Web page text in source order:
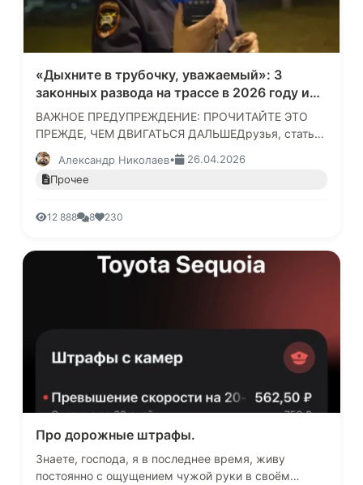
«Дыхните в трубочку, уважаемый»: 3
законных развода на трассе в 2026 году и
фразы, которые отпугнут нечестного
инспектора
ВАЖНОЕ ПРЕДУПРЕЖДЕНИЕ: ПРОЧИТАЙТЕ ЭТО
ПРЕЖДЕ, ЧЕМ ДВИГАТЬСЯ ДАЛЬШЕДрузья, статья,
которую вы собираетесь прочитать, носит
исключительно информационный и правово…
Александр Николаев•
26.04.2026
Прочее
12 888 8 230
Про дорожные штрафы.
Знаете, господа, я в последнее время, живу
постоянно с ощущением чужой руки в своём